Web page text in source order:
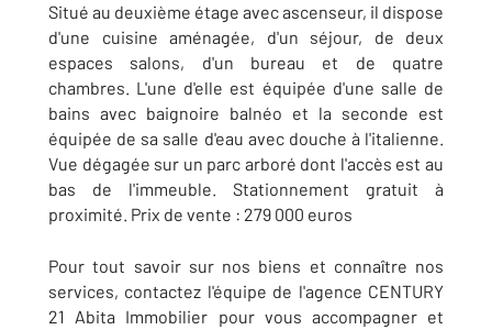
Situé au deuxième étage avec ascenseur, il dispose
d'une cuisine aménagée, d'un séjour, de deux
espaces salons, d'un bureau et de quatre
chambres. L'une d'elle est équipée d'une salle de
bains avec baignoire balnéo et la seconde est
équipée de sa salle d'eau avec douche à l'italienne.
Vue dégagée sur un parc arboré dont l'accès est au
bas de l'immeuble. Stationnement gratuit à
proximité. Prix de vente : 279 000 euros
Pour tout savoir sur nos biens et connaître nos
services, contactez l'équipe de l'agence CENTURY
21 Abita Immobilier pour vous accompagner et